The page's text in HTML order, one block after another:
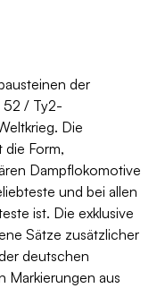
der
52 / Ty2-
Die
die Form,
Dampflokomotive
und bei allen
ist. Die exklusive
Sätze zusätzlicher
deutschen
Markierungen aus